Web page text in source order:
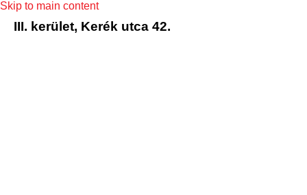
Skip to main content
III. kerület, Kerék utca 42.